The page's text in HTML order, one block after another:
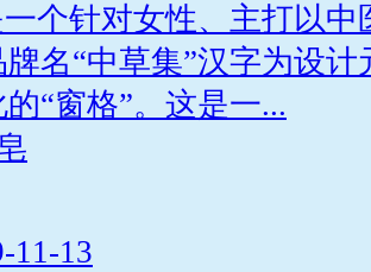
一个针对女性、主打以
名“中草集”汉字为设
“窗格”。这是一...
11-13